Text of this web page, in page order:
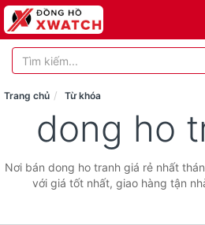
Trang chủ Từ khóa
dong ho
Nơi bán dong ho tranh giá rẻ nhất
với giá tốt nhất, giao hàng tận